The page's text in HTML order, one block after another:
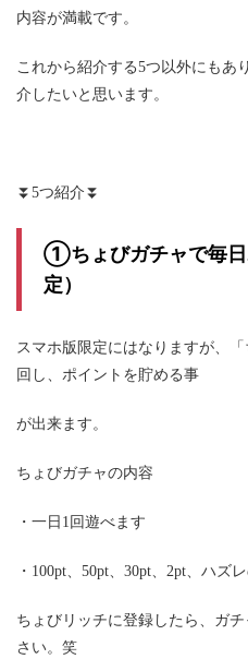
内容が満載です。
これから紹介する5つ以外にもあ
介したいと思います。
⏬5つ紹介⏬
①ちょびガチャで毎日
定）
スマホ版限定にはなりますが、「
回し、ポイントを貯める事
が出来ます。
ちょびガチャの内容
・一日1回遊べます
・100pt、50pt、30pt、2pt、ハズ
ちょびリッチに登録したら、ガ
さい。笑